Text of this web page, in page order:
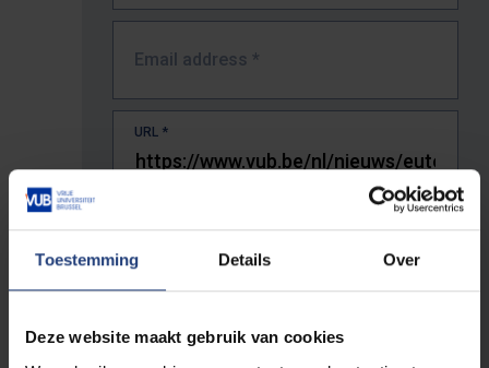
Toestemming Details Over
Deze website maakt gebruik van cookies
Email address *
URL *
The full URL of the page where you encountered the error.